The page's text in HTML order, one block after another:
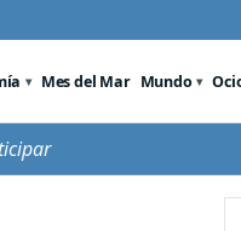
Mes del Mar Mundo